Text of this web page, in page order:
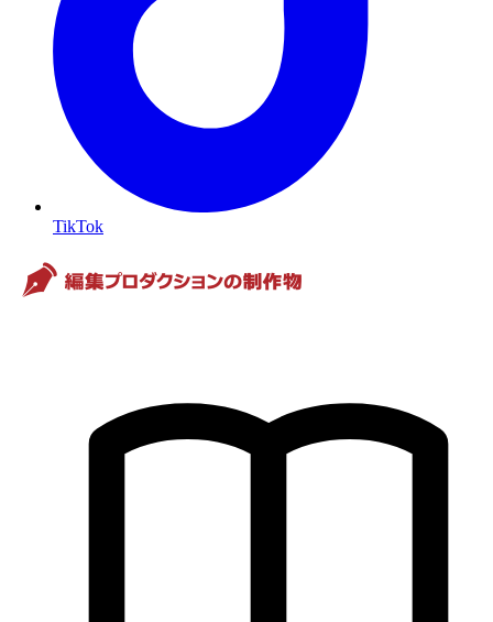
TikTok